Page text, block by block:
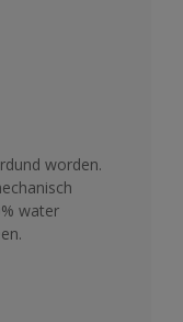
worden.
water